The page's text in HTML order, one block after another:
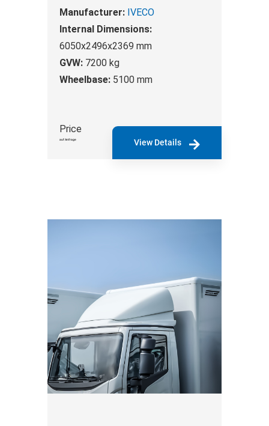
Manufacturer: IVECO
Internal Dimensions:
6050x2496x2369 mm
GVW: 7200 kg
Wheelbase: 5100 mm
Price
auf Anfrage View Details